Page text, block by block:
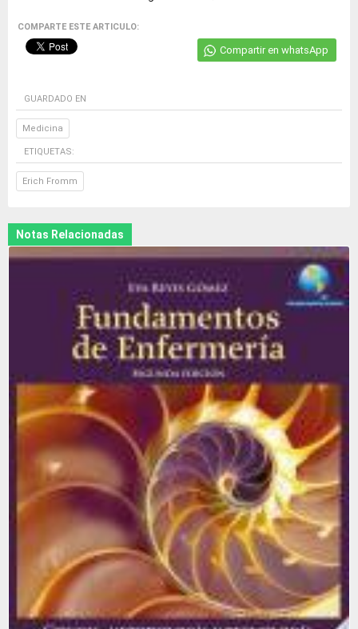
COMPARTE ESTE ARTICULO:
Compartir en whatsApp
GUARDADO EN
Medicina
ETIQUETAS:
Erich Fromm
Notas Relacionadas